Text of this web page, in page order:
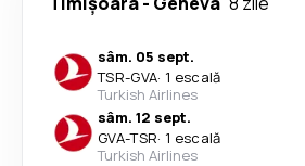
sâm. 05 sept.
TSR-GVA· 1 escală
Turkish Airlines
sâm. 12 sept.
GVA-TSR· 1 escală
Turkish Airlines